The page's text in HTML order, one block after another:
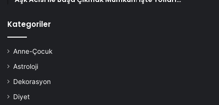
Kategoriler
Anne-Çocuk
Astroloji
Dekorasyon
Diyet